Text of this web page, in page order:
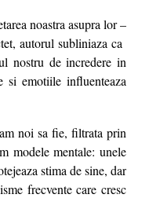
noastra asupra lor –
autorul subliniaza ca
nostru de incredere in
si emotiile influenteaza
noi sa fie, filtrata prin
modele mentale: unele
stima de sine, dar
frecvente care cresc